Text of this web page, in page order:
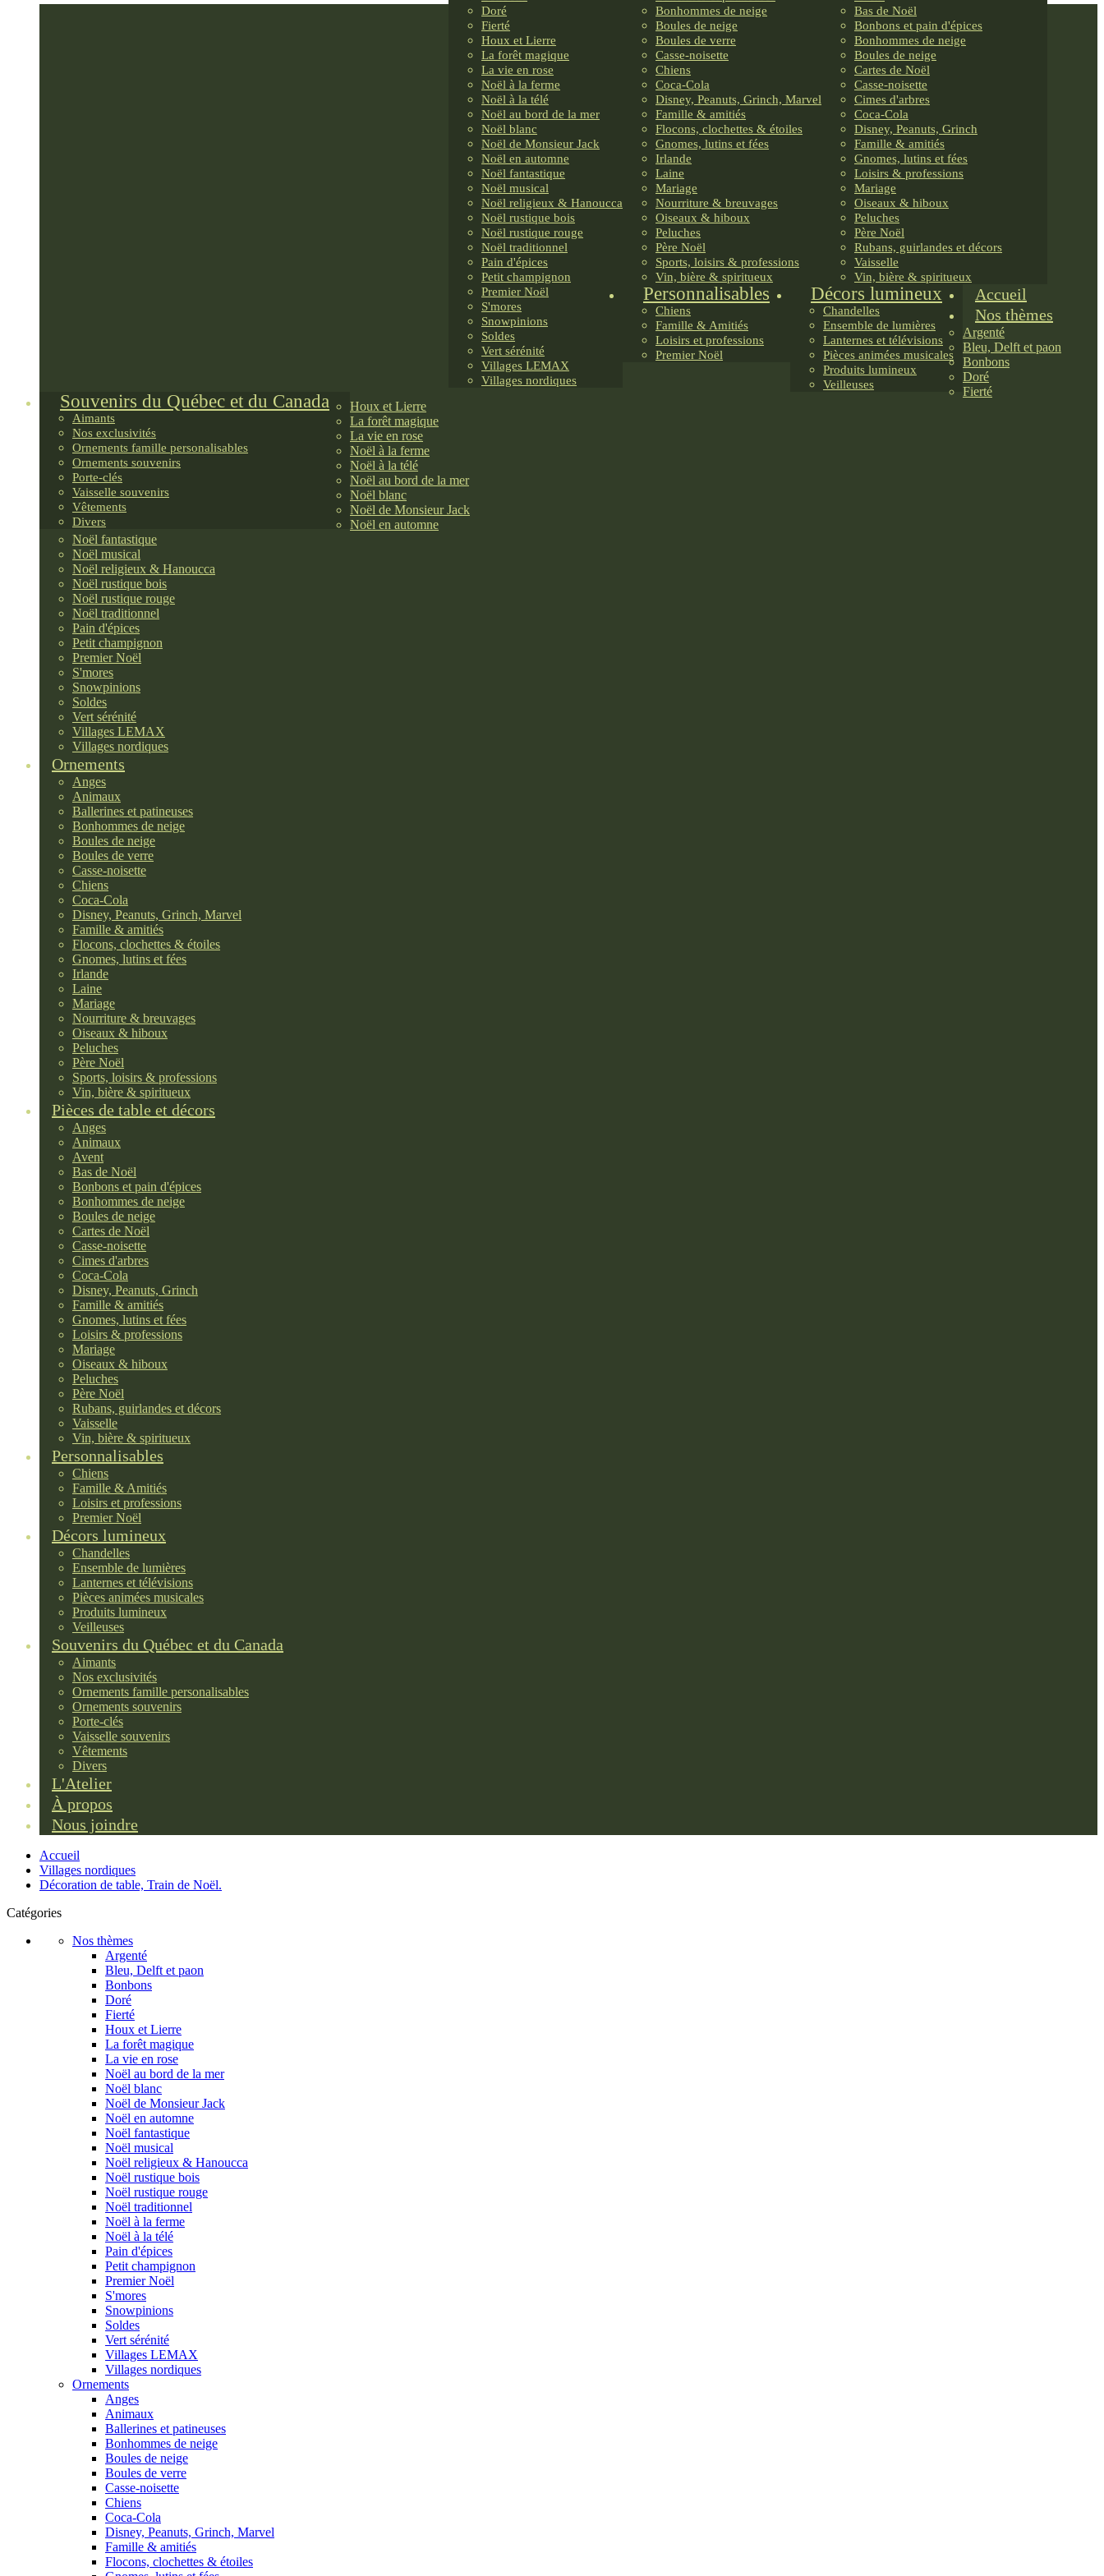
Doré
Fierté
Houx et Lierre
La forêt magique
La vie en rose
Noël à la ferme
Noël à la télé
Noël au bord de la mer
Noël blanc
Noël de Monsieur Jack
Noël en automne
Noël fantastique
Noël musical
Noël religieux & Hanoucca
Noël rustique bois
Noël rustique rouge
Noël traditionnel
Pain d'épices
Petit champignon
Premier Noël
S'mores
Snowpinions
Soldes
Vert sérénité
Villages LEMAX
Villages nordiques
Bonhommes de neige
Boules de neige
Boules de verre
Casse-noisette
Chiens
Coca-Cola
Disney, Peanuts, Grinch, Marvel
Famille & amitiés
Flocons, clochettes & étoiles
Gnomes, lutins et fées
Irlande
Laine
Mariage
Nourriture & breuvages
Oiseaux & hiboux
Peluches
Père Noël
Sports, loisirs & professions
Vin, bière & spiritueux
Bas de Noël
Bonbons et pain d'épices
Bonhommes de neige
Boules de neige
Cartes de Noël
Casse-noisette
Cimes d'arbres
Coca-Cola
Disney, Peanuts, Grinch
Famille & amitiés
Gnomes, lutins et fées
Loisirs & professions
Mariage
Oiseaux & hiboux
Peluches
Père Noël
Rubans, guirlandes et décors
Vaisselle
Vin, bière & spiritueux
Personnalisables
Chiens
Famille & Amitiés
Loisirs et professions
Premier Noël
Décors lumineux
Chandelles
Ensemble de lumières
Lanternes et télévisions
Pièces animées musicales
Produits lumineux
Veilleuses
Souvenirs du Québec et du Canada
Aimants
Nos exclusivités
Ornements famille personalisables
Ornements souvenirs
Porte-clés
Vaisselle souvenirs
Vêtements
Divers
Accueil
Nos thèmes
Argenté
Bleu, Delft et paon
Bonbons
Doré
Fierté
Houx et Lierre
La forêt magique
La vie en rose
Noël à la ferme
Noël à la télé
Noël au bord de la mer
Noël blanc
Noël de Monsieur Jack
Noël en automne
Noël fantastique
Noël musical
Noël religieux & Hanoucca
Noël rustique bois
Noël rustique rouge
Noël traditionnel
Pain d'épices
Petit champignon
Premier Noël
S'mores
Snowpinions
Soldes
Vert sérénité
Villages LEMAX
Villages nordiques
Ornements
Anges
Animaux
Ballerines et patineuses
Bonhommes de neige
Boules de neige
Boules de verre
Casse-noisette
Chiens
Coca-Cola
Disney, Peanuts, Grinch, Marvel
Famille & amitiés
Flocons, clochettes & étoiles
Gnomes, lutins et fées
Irlande
Laine
Mariage
Nourriture & breuvages
Oiseaux & hiboux
Peluches
Père Noël
Sports, loisirs & professions
Vin, bière & spiritueux
Pièces de table et décors
Anges
Animaux
Avent
Bas de Noël
Bonbons et pain d'épices
Bonhommes de neige
Boules de neige
Cartes de Noël
Casse-noisette
Cimes d'arbres
Coca-Cola
Disney, Peanuts, Grinch
Famille & amitiés
Gnomes, lutins et fées
Loisirs & professions
Mariage
Oiseaux & hiboux
Peluches
Père Noël
Rubans, guirlandes et décors
Vaisselle
Vin, bière & spiritueux
Personnalisables
Chiens
Famille & Amitiés
Loisirs et professions
Premier Noël
Décors lumineux
Chandelles
Ensemble de lumières
Lanternes et télévisions
Pièces animées musicales
Produits lumineux
Veilleuses
Souvenirs du Québec et du Canada
Aimants
Nos exclusivités
Ornements famille personalisables
Ornements souvenirs
Porte-clés
Vaisselle souvenirs
Vêtements
Divers
L'Atelier
À propos
Nous joindre
Accueil
Villages nordiques
Décoration de table, Train de Noël.
Catégories
Nos thèmes
Argenté
Bleu, Delft et paon
Bonbons
Doré
Fierté
Houx et Lierre
La forêt magique
La vie en rose
Noël au bord de la mer
Noël blanc
Noël de Monsieur Jack
Noël en automne
Noël fantastique
Noël musical
Noël religieux & Hanoucca
Noël rustique bois
Noël rustique rouge
Noël traditionnel
Noël à la ferme
Noël à la télé
Pain d'épices
Petit champignon
Premier Noël
S'mores
Snowpinions
Soldes
Vert sérénité
Villages LEMAX
Villages nordiques
Ornements
Anges
Animaux
Ballerines et patineuses
Bonhommes de neige
Boules de neige
Boules de verre
Casse-noisette
Chiens
Coca-Cola
Disney, Peanuts, Grinch, Marvel
Famille & amitiés
Flocons, clochettes & étoiles